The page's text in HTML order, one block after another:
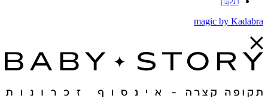
magic by Kadabra